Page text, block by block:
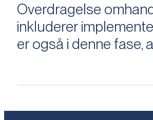
Overdragelse
inkluderer
er også i denne fase,